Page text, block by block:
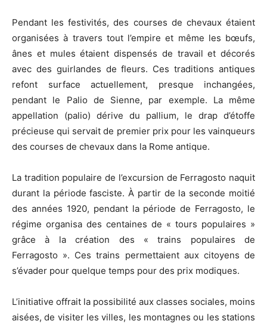
Pendant les festivités, des courses de chevaux étaient
organisées à travers tout l’empire et même les bœufs,
ânes et mules étaient dispensés de travail et décorés
avec des guirlandes de fleurs. Ces traditions antiques
refont surface actuellement, presque inchangées,
pendant le Palio de Sienne, par exemple. La même
appellation (palio) dérive du pallium, le drap d’étoffe
précieuse qui servait de premier prix pour les vainqueurs
des courses de chevaux dans la Rome antique.
La tradition populaire de l’excursion de Ferragosto naquit
durant la période fasciste. À partir de la seconde moitié
des années 1920, pendant la période de Ferragosto, le
régime organisa des centaines de « tours populaires »
grâce à la création des « trains populaires de
Ferragosto ». Ces trains permettaient aux citoyens de
s’évader pour quelque temps pour des prix modiques.
L’initiative offrait la possibilité aux classes sociales, moins
aisées, de visiter les villes, les montagnes ou les stations